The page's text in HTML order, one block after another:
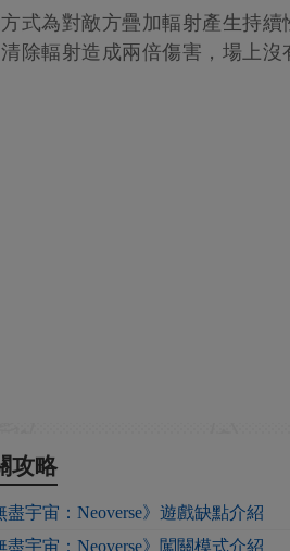
式為對敵方疊加輻射產生持
除輻射造成兩倍傷害，場上沒
攻略
盡宇宙：Neoverse》遊戲缺點介紹
盡宇宙：Neoverse》闖關模式介紹